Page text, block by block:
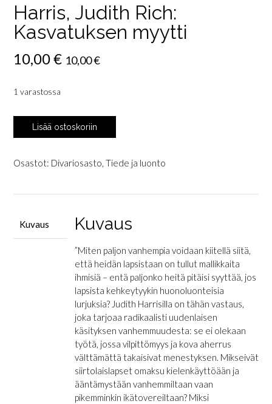
Harris, Judith Rich:
Kasvatuksen myytti
10,00€ 10,00€
1 varastossa
Harris,
Judith
Kasvatuksen
Lisää ostoskoriin
Osastot: Divariosasto, Tiede ja luonto
Kuvaus Kuvaus
”Miten paljon vanhempia voidaan kiitellä siitä,
että heidän lapsistaan on tullut mallikkaita
ihmisiä – entä paljonko heitä pitäisi syyttää, jos
lapsista kehkeytyykin huonoluonteisia
lurjuksia? Judith Harrisilla on tähän vastaus,
joka tarjoaa radikaalisti uudenlaisen
käsityksen vanhemmuudesta: se ei olekaan
työtä, jossa vilpittömyys ja kova aherrus
välttämättä takaisivat menestyksen. Mikseivät
siirtolaislapset omaksu kielenkäyttöään ja
ääntämystään vanhemmiltaan vaan
pikemminkin ikätovereiltaan? Miksi